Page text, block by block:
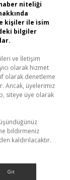
niteliği
kişiler ile isim
bilgiler
ve İletişim
olarak hizmet
olarak denetleme
Ancak, üyelerimiz
siteye üye olarak
bildirmeniz
kaldırılacaktır.